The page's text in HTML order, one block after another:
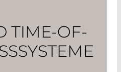
TIME-OF-